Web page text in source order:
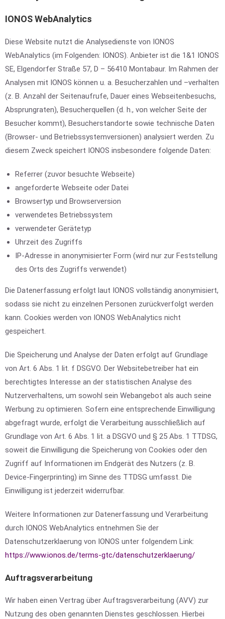
IONOS WebAnalytics
Diese Website nutzt die Analysedienste von IONOS
WebAnalytics (im Folgenden: IONOS). Anbieter ist die 1&1 IONOS
SE, Elgendorfer Straße 57, D – 56410 Montabaur. Im Rahmen der
Analysen mit IONOS können u. a. Besucherzahlen und –verhalten
(z. B. Anzahl der Seitenaufrufe, Dauer eines Webseitenbesuchs,
Absprungraten), Besucherquellen (d. h., von welcher Seite der
Besucher kommt), Besucherstandorte sowie technische Daten
(Browser- und Betriebssystemversionen) analysiert werden. Zu
diesem Zweck speichert IONOS insbesondere folgende Daten:
Referrer (zuvor besuchte Webseite)
angeforderte Webseite oder Datei
Browsertyp und Browserversion
verwendetes Betriebssystem
verwendeter Gerätetyp
Uhrzeit des Zugriffs
IP-Adresse in anonymisierter Form (wird nur zur Feststellung
des Orts des Zugriffs verwendet)
Die Datenerfassung erfolgt laut IONOS vollständig anonymisiert,
sodass sie nicht zu einzelnen Personen zurückverfolgt werden
kann. Cookies werden von IONOS WebAnalytics nicht
gespeichert.
Die Speicherung und Analyse der Daten erfolgt auf Grundlage
von Art. 6 Abs. 1 lit. f DSGVO. Der Websitebetreiber hat ein
berechtigtes Interesse an der statistischen Analyse des
Nutzerverhaltens, um sowohl sein Webangebot als auch seine
Werbung zu optimieren. Sofern eine entsprechende Einwilligung
abgefragt wurde, erfolgt die Verarbeitung ausschließlich auf
Grundlage von Art. 6 Abs. 1 lit. a DSGVO und § 25 Abs. 1 TTDSG,
soweit die Einwilligung die Speicherung von Cookies oder den
Zugriff auf Informationen im Endgerät des Nutzers (z. B.
Device-Fingerprinting) im Sinne des TTDSG umfasst. Die
Einwilligung ist jederzeit widerrufbar.
Weitere Informationen zur Datenerfassung und Verarbeitung
durch IONOS WebAnalytics entnehmen Sie der
Datenschutzerklaerung von IONOS unter folgendem Link:
https://www.ionos.de/terms-gtc/datenschutzerklaerung/
Auftragsverarbeitung
Wir haben einen Vertrag über Auftragsverarbeitung (AVV) zur
Nutzung des oben genannten Dienstes geschlossen. Hierbei